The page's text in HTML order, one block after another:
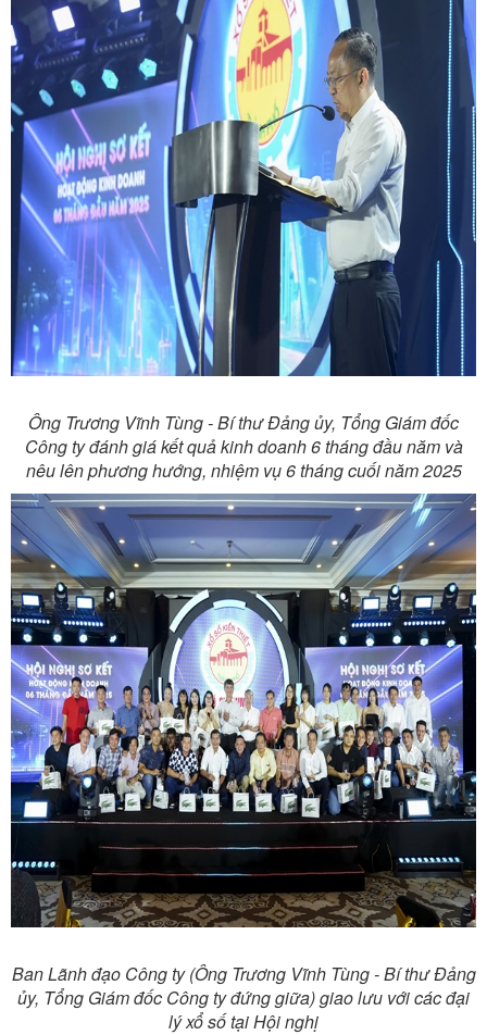
Ông Trương Vĩnh Tùng - Bí thư Đảng ủy, Tổng Giám đốc
Công ty đánh giá kết quả kinh doanh 6 tháng đầu năm và
nêu lên phương hướng, nhiệm vụ 6 tháng cuối năm 2025
Ban Lãnh đạo Công ty (Ông Trương Vĩnh Tùng - Bí thư Đảng
ủy, Tổng Giám đốc Công ty đứng giữa) giao lưu với các đại
lý xổ số tại Hội nghị